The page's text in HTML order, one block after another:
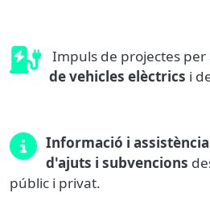
Impuls de projectes per
de vehicles elèctrics i
Informació i
d'ajuts i subvencions
públic i privat.